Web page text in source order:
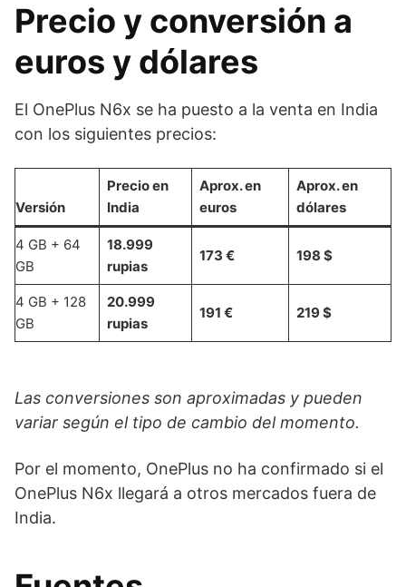
Precio y conversión a
euros y dólares
El OnePlus N6x se ha puesto a la venta en India
con los siguientes precios:
Versión
Precio en
India
Aprox. en
euros
Aprox. en
dólares
4 GB + 64
GB
18.999
rupias
173 € 198 $
4 GB + 128
GB
20.999
rupias
191 € 219 $
Las conversiones son aproximadas y pueden
variar según el tipo de cambio del momento.
Por el momento, OnePlus no ha confirmado si el
OnePlus N6x llegará a otros mercados fuera de
India.